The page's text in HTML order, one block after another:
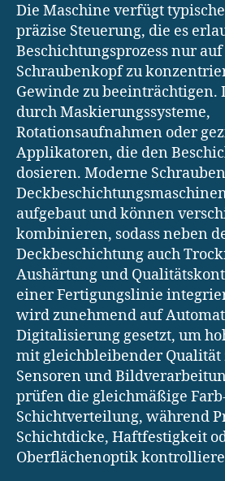
Die Maschine verfügt
präzise Steuerung, die es
Beschichtungsprozess nur
Schraubenkopf zu
Gewinde zu beeinträchtigen.
durch Maskierungssysteme,
Rotationsaufnahmen oder
Applikatoren, die den
dosieren. Moderne
aufgebaut und können
kombinieren, sodass neben
Deckbeschichtung auch
Aushärtung und
einer Fertigungslinie
wird zunehmend auf
Digitalisierung gesetzt, um
mit gleichbleibender Qualität
Sensoren und
prüfen die gleichmäßige
Schichtverteilung, während
Schichtdicke, Haftfestigkeit
Oberflächenoptik